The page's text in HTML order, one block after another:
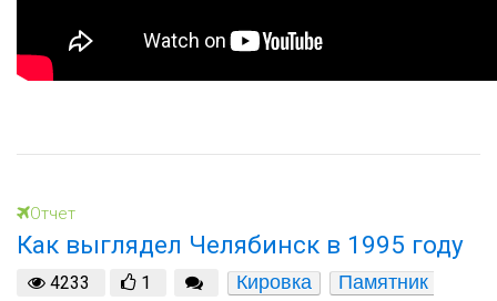
Отчет
Как выглядел Челябинск в 1995 году
4233 1 Кировка
Памятник